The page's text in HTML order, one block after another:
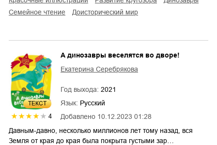
семейное чтение
доисторический мир
ТЕКСТ
4 Добавлено 10.12.2023 01:28
А динозавры веселятся во дворе!
Екатерина Серебрякова
Год выхода: 2021
Язык: Русский
Давным-давно, несколько миллионов лет тому назад, вся
Земля от края до края была покрыта густыми зар…